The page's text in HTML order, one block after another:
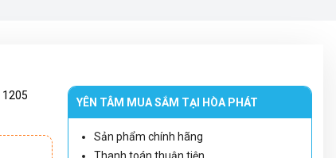
1205
YÊN TÂM MUA SẮM TẠI HÒA PHÁT
Sản phẩm chính hãng